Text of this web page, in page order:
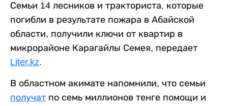
Семьи 14 лесников и тракториста, которые
погибли в результате пожара в Абайской
области, получили ключи от квартир в
микрорайоне Карагайлы Семея, передает
Liter.kz.
В областном акимате напомнили, что семьи
получат по семь миллионов тенге помощи и